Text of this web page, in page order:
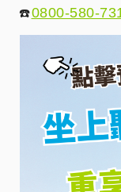
☎️0800-580-